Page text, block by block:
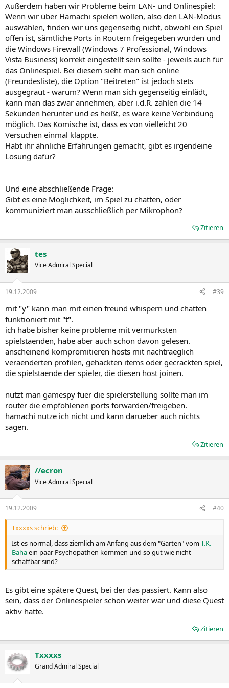
Außerdem haben wir Probleme beim LAN- und Onlinespiel:
Wenn wir über Hamachi spielen wollen, also den LAN-Modus
auswählen, finden wir uns gegenseitig nicht, obwohl ein Spiel
offen ist, sämtliche Ports in Routern freigegeben wurden und
die Windows Firewall (Windows 7 Professional, Windows
Vista Business) korrekt eingestellt sein sollte - jeweils auch für
das Onlinespiel. Bei diesem sieht man sich online
(Freundesliste), die Option "Beitreten" ist jedoch stets
ausgegraut - warum? Wenn man sich gegenseitig einlädt,
kann man das zwar annehmen, aber i.d.R. zählen die 14
Sekunden herunter und es heißt, es wäre keine Verbindung
möglich. Das Komische ist, dass es von vielleicht 20
Versuchen einmal klappte.
Habt ihr ähnliche Erfahrungen gemacht, gibt es irgendeine
Lösung dafür?
Und eine abschließende Frage:
Gibt es eine Möglichkeit, im Spiel zu chatten, oder
kommuniziert man ausschließlich per Mikrophon?
Zitieren
tes
Vice Admiral Special
19.12.2009 #39
mit "y" kann man mit einen freund whispern und chatten
funktioniert mit "t".
ich habe bisher keine probleme mit vermurksten
spielstaenden, habe aber auch schon davon gelesen.
anscheinend kompromitieren hosts mit nachtraeglich
veraenderten profilen, gehackten items oder gecrackten spiel,
die spielstaende der spieler, die diesen host joinen.
nutzt man gamespy fuer die spielerstellung sollte man im
router die empfohlenen ports forwarden/freigeben.
hamachi nutze ich nicht und kann darueber auch nichts
sagen.
Zitieren
//ecron
Vice Admiral Special
19.12.2009 #40
Txxxxs schrieb:
Ist es normal, dass ziemlich am Anfang aus dem "Garten" vomT.K.
Bahaein paar Psychopathen kommen und so gut wie nicht
schaffbar sind?
Es gibt eine spätere Quest, bei der das passiert. Kann also
sein, dass der Onlinespieler schon weiter war und diese Quest
aktiv hatte.
Zitieren
Txxxxs
Grand Admiral Special